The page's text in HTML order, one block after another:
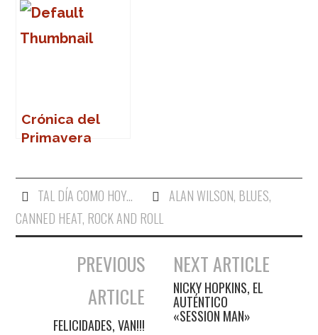
Crónica del
Primavera
TAL DÍA COMO HOY... ALAN WILSON, BLUES,
CANNED HEAT, ROCK AND ROLL
Navegación de entradas
PREVIOUS
ARTICLE
FELICIDADES, VAN!!!
NEXT ARTICLE
NICKY HOPKINS, EL
AUTÉNTICO
«SESSION MAN»